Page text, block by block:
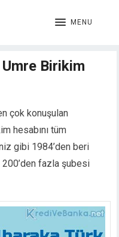
MENU
Birikim
çok konuşulan
hesabını tüm
gibi 1984’den beri
200’den fazla şubesi